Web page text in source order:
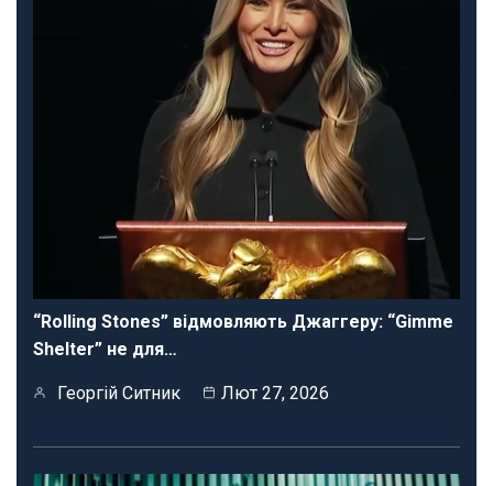
“Rolling Stones” відмовляють Джаггеру: “Gimme
Shelter” не для…
Георгій Ситник Лют 27, 2026